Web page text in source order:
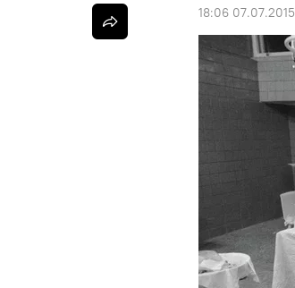
18:06 07.07.2015